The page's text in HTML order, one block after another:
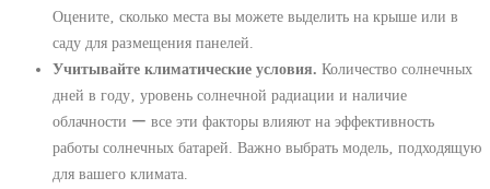
Оцените‚ сколько места вы можете выделить на крыше или в
саду для размещения панелей.
Учитывайте климатические условия. Количество солнечных
дней в году‚ уровень солнечной радиации и наличие
облачности ー все эти факторы влияют на эффективность
работы солнечных батарей. Важно выбрать модель‚ подходящую
для вашего климата.